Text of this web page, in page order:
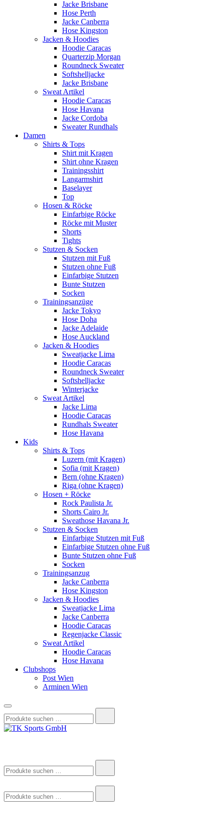
Jacke Brisbane
Hose Perth
Jacke Canberra
Hose Kingston
Jacken & Hoodies
Hoodie Caracas
Quarterzip Morgan
Roundneck Sweater
Softshelljacke
Jacke Brisbane
Sweat Artikel
Hoodie Caracas
Hose Havana
Jacke Cordoba
Sweater Rundhals
Damen
Shirts & Tops
Shirt mit Kragen
Shirt ohne Kragen
Trainingsshirt
Langarmshirt
Baselayer
Top
Hosen & Röcke
Einfarbige Röcke
Röcke mit Muster
Shorts
Tights
Stutzen & Socken
Stutzen mit Fuß
Stutzen ohne Fuß
Einfarbige Stutzen
Bunte Stutzen
Socken
Trainingsanzüge
Jacke Tokyo
Hose Doha
Jacke Adelaide
Hose Auckland
Jacken & Hoodies
Sweatjacke Lima
Hoodie Caracas
Roundneck Sweater
Softshelljacke
Winterjacke
Sweat Artikel
Jacke Lima
Hoodie Caracas
Rundhals Sweater
Hose Havana
Kids
Shirts & Tops
Luzern (mit Kragen)
Sofia (mit Kragen)
Bern (ohne Kragen)
Riga (ohne Kragen)
Hosen + Röcke
Rock Paulista Jr.
Shorts Cairo Jr.
Sweathose Havana Jr.
Stutzen & Socken
Einfarbige Stutzen mit Fuß
Einfarbige Stutzen ohne Fuß
Bunte Stutzen ohne Fuß
Socken
Trainingsanzug
Jacke Canberra
Hose Kingston
Jacken & Hoodies
Sweatjacke Lima
Jacke Canberra
Hoodie Caracas
Regenjacke Classic
Sweat Artikel
Hoodie Caracas
Hose Havana
Clubshops
Post Wien
Arminen Wien
nach:
nach:
nach: